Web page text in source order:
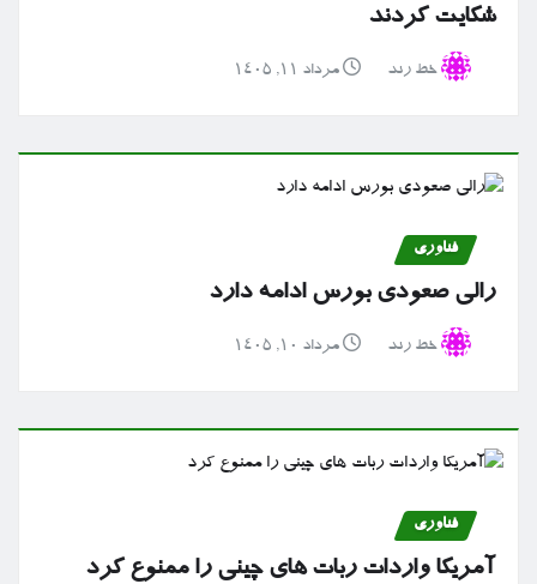
شکایت کردند
خط رند مرداد ۱۱, ۱۴۰۵
فناوری
رالی صعودی بورس ادامه دارد
خط رند مرداد ۱۰, ۱۴۰۵
فناوری
آمریکا واردات ربات های چینی را ممنوع کرد